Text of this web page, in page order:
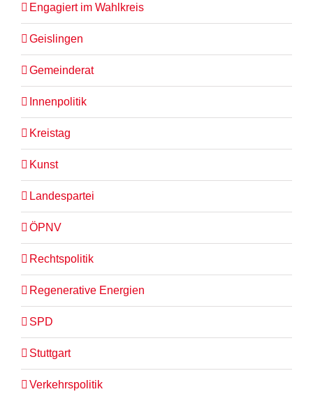
Engagiert im Wahlkreis
Geislingen
Gemeinderat
Innenpolitik
Kreistag
Kunst
Landespartei
ÖPNV
Rechtspolitik
Regenerative Energien
SPD
Stuttgart
Verkehrspolitik